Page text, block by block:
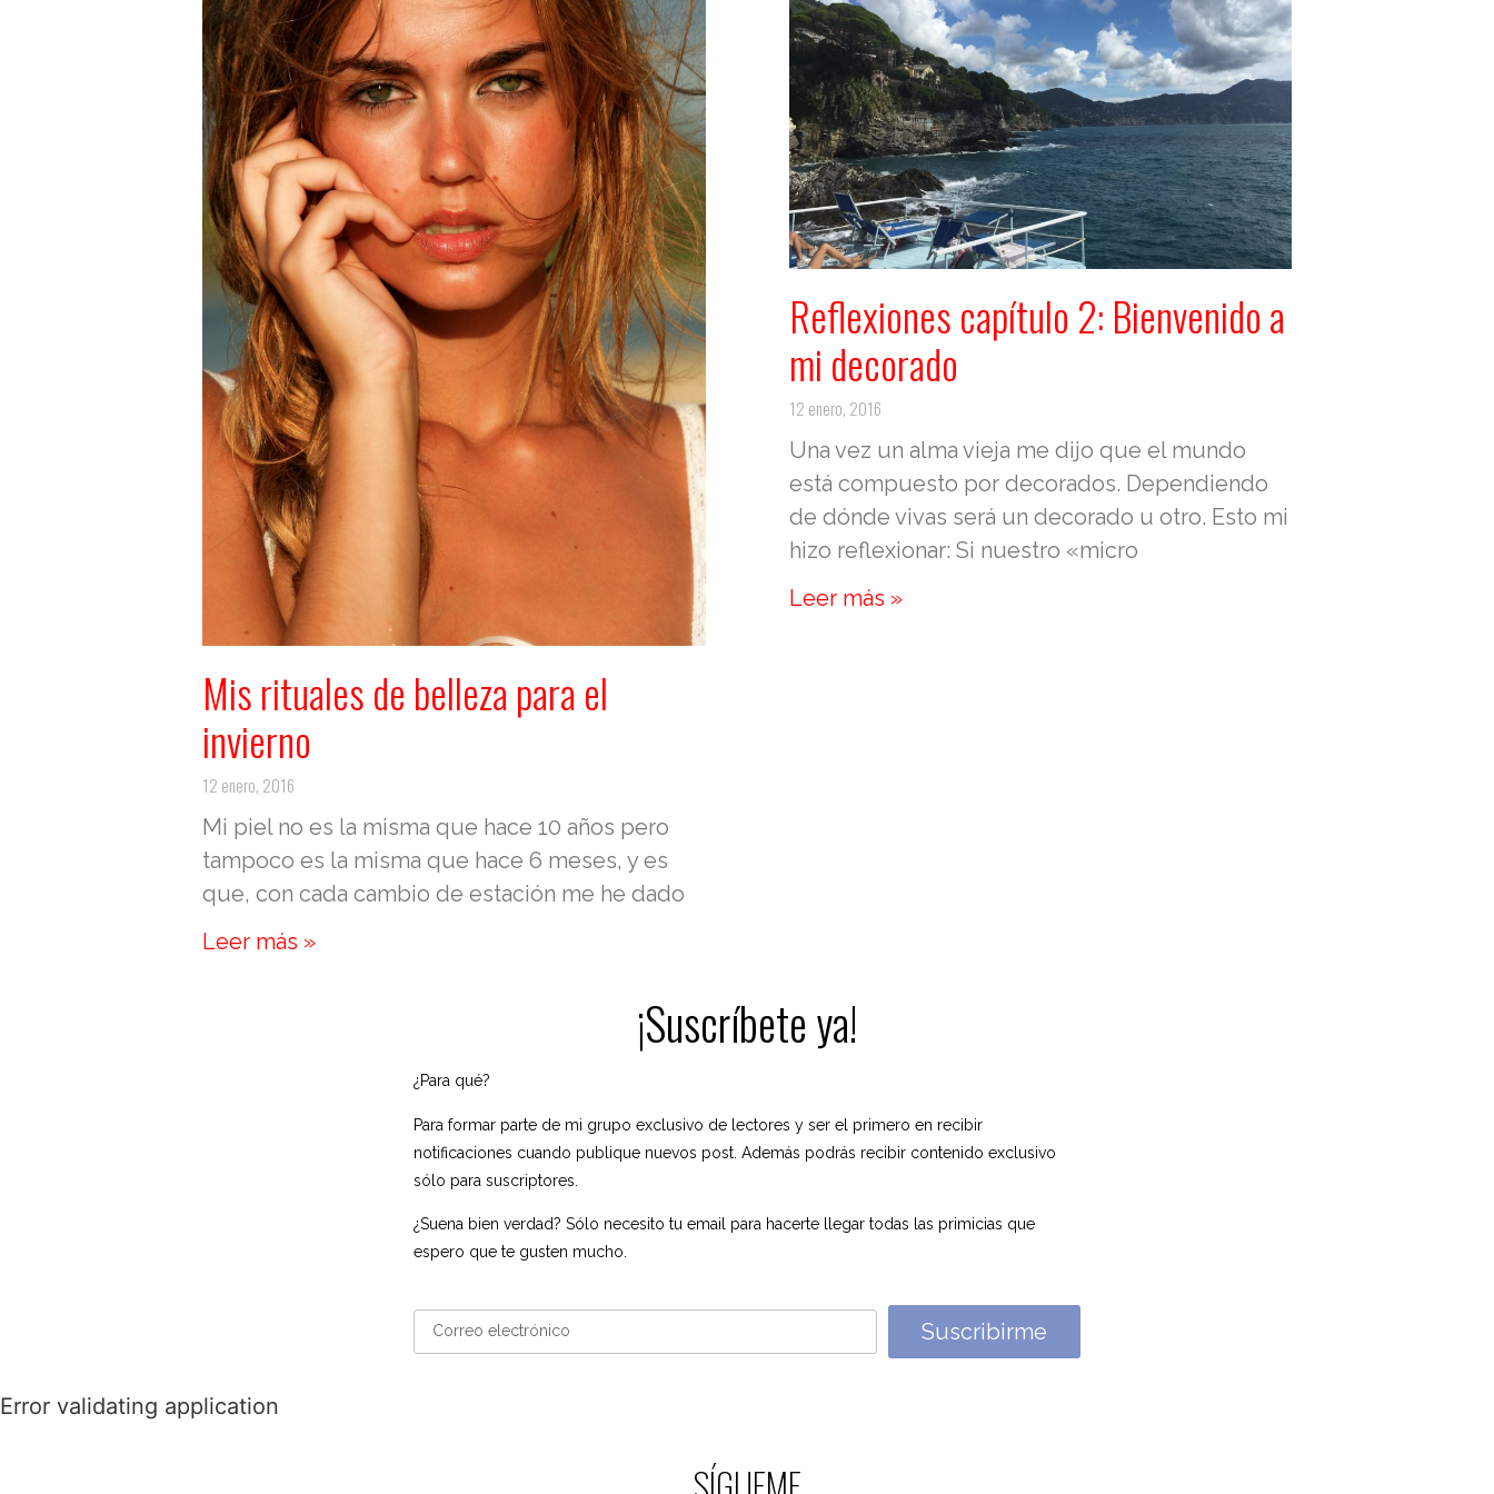
Mis rituales de belleza para el
invierno
12 enero, 2016
Mi piel no es la misma que hace 10 años pero
tampoco es la misma que hace 6 meses, y es
que, con cada cambio de estación me he dado
Leer más »
Reflexiones capítulo 2: Bienvenido a
mi decorado
12 enero, 2016
Una vez un alma vieja me dijo que el mundo
está compuesto por decorados. Dependiendo
de dónde vivas será un decorado u otro. Esto mi
hizo reflexionar: Si nuestro «micro
Leer más »
¡Suscríbete ya!
¿Para qué?
Para formar parte de mi grupo exclusivo de lectores y ser el primero en recibir
notificaciones cuando publique nuevos post. Además podrás recibir contenido exclusivo
sólo para suscriptores.
¿Suena bien verdad? Sólo necesito tu email para hacerte llegar todas las primicias que
espero que te gusten mucho.
Suscribirme
Error validating application